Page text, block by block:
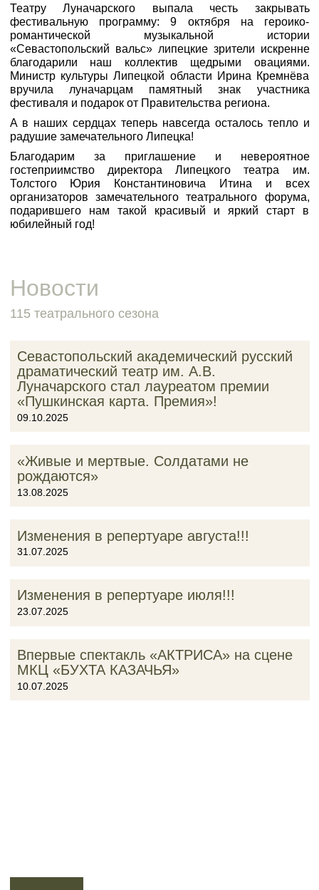
Театру Луначарского выпала честь закрывать
фестивальную программу: 9 октября на героико-
романтической музыкальной истории
«Севастопольский вальс» липецкие зрители искренне
благодарили наш коллектив щедрыми овациями.
Министр культуры Липецкой области Ирина Кремнёва
вручила луначарцам памятный знак участника
фестиваля и подарок от Правительства региона.
А в наших сердцах теперь навсегда осталось тепло и
радушие замечательного Липецка!
Благодарим за приглашение и невероятное
гостеприимство директора Липецкого театра им.
Толстого Юрия Константиновича Итина и всех
организаторов замечательного театрального форума,
подарившего нам такой красивый и яркий старт в
юбилейный год!
Новости
115 театрального сезона
Севастопольский академический русский
драматический театр им. А.В.
Луначарского стал лауреатом премии
«Пушкинская карта. Премия»!
09.10.2025
«Живые и мертвые. Солдатами не
рождаются»
13.08.2025
Изменения в репертуаре августа!!!
31.07.2025
Изменения в репертуаре июля!!!
23.07.2025
Впервые спектакль «АКТРИСА» на сцене
МКЦ «БУХТА КАЗАЧЬЯ»
10.07.2025